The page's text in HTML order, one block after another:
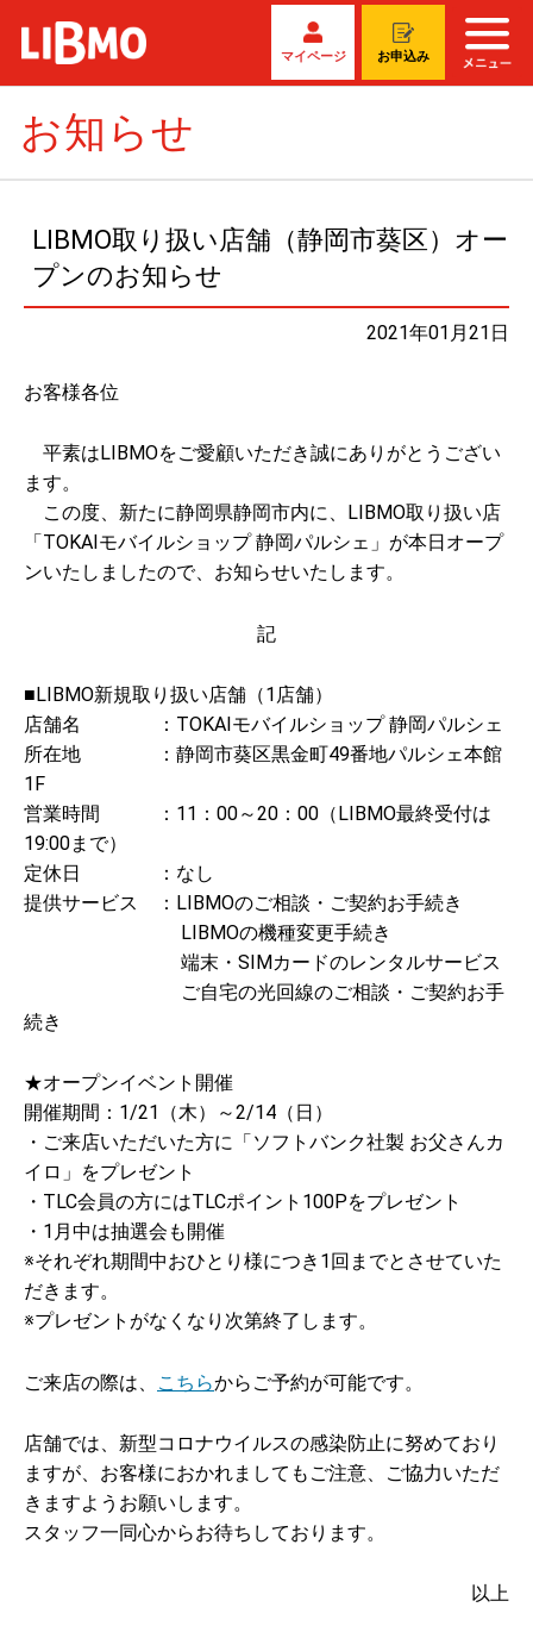
マイページ お申込み
お知らせ
LIBMO取り扱い店舗（静岡市葵区）オー
プンのお知らせ
2021年01月21日
お客様各位
平素はLIBMOをご愛顧いただき誠にありがとうござい
ます。
この度、新たに静岡県静岡市内に、LIBMO取り扱い店
「TOKAIモバイルショップ 静岡パルシェ」が本日オープ
ンいたしましたので、お知らせいたします。
記
■LIBMO新規取り扱い店舗（1店舗）
店舗名 ：TOKAIモバイルショップ 静岡パルシェ
所在地 ：静岡市葵区黒金町49番地パルシェ本館
1F
営業時間 ：11：00～20：00（LIBMO最終受付は
19:00まで）
定休日 ：なし
提供サービス ：LIBMOのご相談・ご契約お手続き
LIBMOの機種変更手続き
端末・SIMカードのレンタルサービス
ご自宅の光回線のご相談・ご契約お手
続き
★オープンイベント開催
開催期間：1/21（木）～2/14（日）
・ご来店いただいた方に「ソフトバンク社製 お父さんカ
イロ」をプレゼント
・TLC会員の方にはTLCポイント100Pをプレゼント
・1月中は抽選会も開催
※それぞれ期間中おひとり様につき1回までとさせていた
だきます。
※プレゼントがなくなり次第終了します。
ご来店の際は、 こちらからご予約が可能です。
店舗では、新型コロナウイルスの感染防止に努めており
ますが、お客様におかれましてもご注意、ご協力いただ
きますようお願いします。
スタッフ一同心からお待ちしております。
以上